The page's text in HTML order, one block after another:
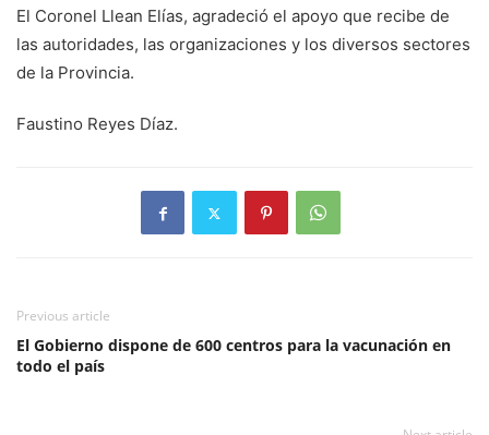
El Coronel Llean Elías, agradeció el apoyo que recibe de
las autoridades, las organizaciones y los diversos sectores
de la Provincia.
Faustino Reyes Díaz.
Previous article
El Gobierno dispone de 600 centros para la vacunación en
todo el país